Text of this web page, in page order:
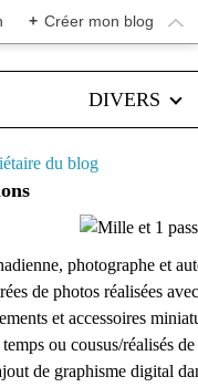
+ Créer mon blog
DIVERS
du blog
photographe et
de photos réalisées
et accessoires
ou cousus/réalisés de
de graphisme digital